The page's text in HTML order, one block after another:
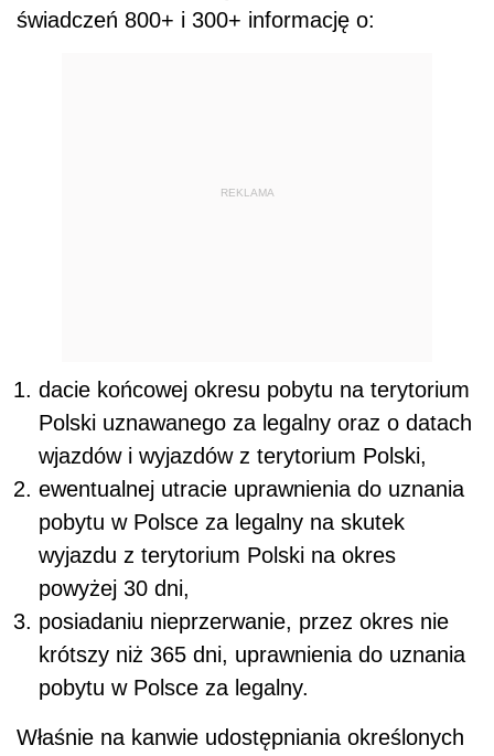
świadczeń 800+ i 300+ informację o:
REKLAMA
dacie końcowej okresu pobytu na terytorium
Polski uznawanego za legalny oraz o datach
wjazdów i wyjazdów z terytorium Polski,
ewentualnej utracie uprawnienia do uznania
pobytu w Polsce za legalny na skutek
wyjazdu z terytorium Polski na okres
powyżej 30 dni,
posiadaniu nieprzerwanie, przez okres nie
krótszy niż 365 dni, uprawnienia do uznania
pobytu w Polsce za legalny.
Właśnie na kanwie udostępniania określonych